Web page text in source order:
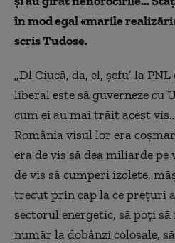
în mod egal «marile
scris Tudose.
„Dl Ciucă, da, el, şefu’ la
liberal este să guverneze cu
cum ei au mai trăit acest
România visul lor era
era de vis să dea miliarde
de vis să cumperi izolete,
trecut prin cap la ce preţuri
sectorul energetic, să poţi
număr la dobânzi colosale,